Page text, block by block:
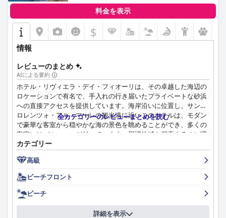
グランド ホテル アラッシオには、カスタマーケアやスパ施設な
ど、称賛に値する点がありますが、一部の宿泊客は、客室の準
備、毎日のメンテナンスサービス、そして料理の質などにおい
て、5つ星の基準に達していないと感じています。これらの欠点
にもかかわらず、多くの訪問者は、サービスの改善により、ホテ
レビュー担当者はまた、ホテルの卓越した清潔さを強調し、きれ
いに維持された施設とモダンなデザインの客室を指摘していま
す。スタッフはホテルの魅力を大幅に高め、その友好的で丁寧な
対応が一貫して称賛されています。メラニーやフランチェスカな
どの傑出したメンバーを含むチームは、その歓迎的な態度と能力
で評価されており、宿泊客が十分な世話を受けていると感じ、く
つろげるようにしています。
さらに、プライベートで安全な駐車場を利用できることは、車で
旅行する人々にとって注目すべき利点ですが、駐車場料金は歓迎
されない追加費用であると感じる宿泊客もいます。
ホテルは概ね快適な滞在を提供していますが、いくつかのレビュ
ーでは、全体的なアメニティとサービスが4つ星の評価に達して
られたタオルについて言及されています。それにもかかわらず、
ロケーション、清潔さ、快適なベッド、優れたスタッフなどの肯
定的な側面により、ホテル・カナーリはポルトフィーノ海岸での
楽しい滞在を求める旅行者にとって推奨できる選択肢となってい
料金を表示
$
情報
レビューのまとめ
AIによる要約
ホテル・リヴィエラ・デイ・フィオーリは、その卓越した海辺の
ロケーションで有名で、手入れの行き届いたプライベートな砂浜
への直接アクセスを提供しています。海岸沿いに位置し、サン・
ロレンツォ・アル・マーレの観光港に近いこのホテルは、モダン
で豪華な客室から穏やかな海の景色を眺めることができ、多くの
客室にはバルコニーが付いています。周辺地域を探索するのに理
想的な自転車道にも近い便利な場所にあります。客室は、広さ、
清潔さ、快適さが特徴で、モダンなバスルームと豪華な寝具が、
平和で贅沢な滞在を保証します。
宿泊客は、特にダイニングやサービスエリアで、ホテルのフレン
ドリーで丁寧なスタッフを頻繁に賞賛します。ピーク時にはサー
ビスのスピードと効率に時折問題が見られるものの、スタッフの
献身と温かさは、温かい雰囲気作りに大きく貢献しています。
全カテゴリーのレビューまとめを読む
カテゴリー
高級
ビーチフロント
ビーチ
詳細を表示